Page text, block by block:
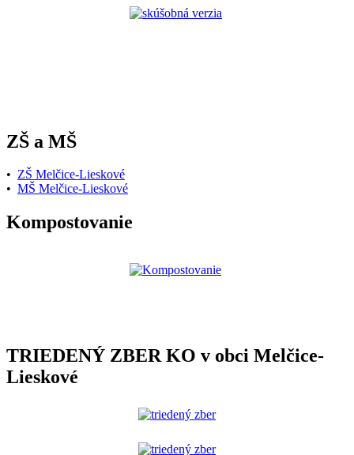
ZŠ a MŠ
• ZŠ Melčice-Lieskové
• MŠ Melčice-Lieskové
Kompostovanie
TRIEDENÝ ZBER KO v obci Melčice-
Lieskové